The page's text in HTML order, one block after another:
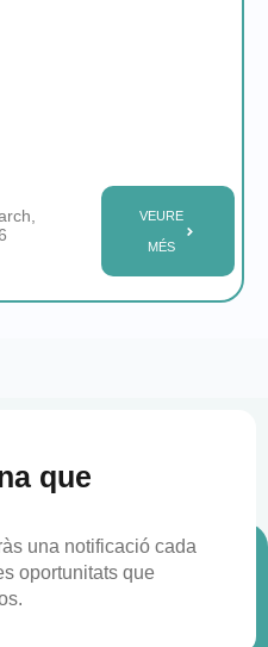
VEURE
MÉS
que
una notificació cada
oportunitats que